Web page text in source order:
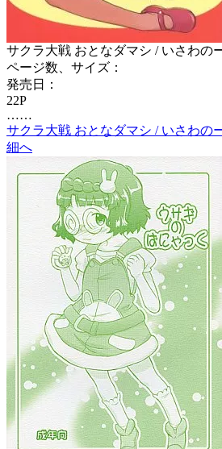
サクラ大戦 おとなダマシ / いさわの
ページ数、サイズ：
発売日：
22P
……
サクラ大戦 おとなダマシ / いさわの
細へ